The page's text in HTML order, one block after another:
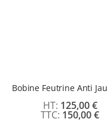
150,00 €
125,00 €